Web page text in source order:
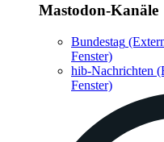
Mastodon-Kanäle
Bundestag
Fenster)
hib-Nachrichten
Fenster)